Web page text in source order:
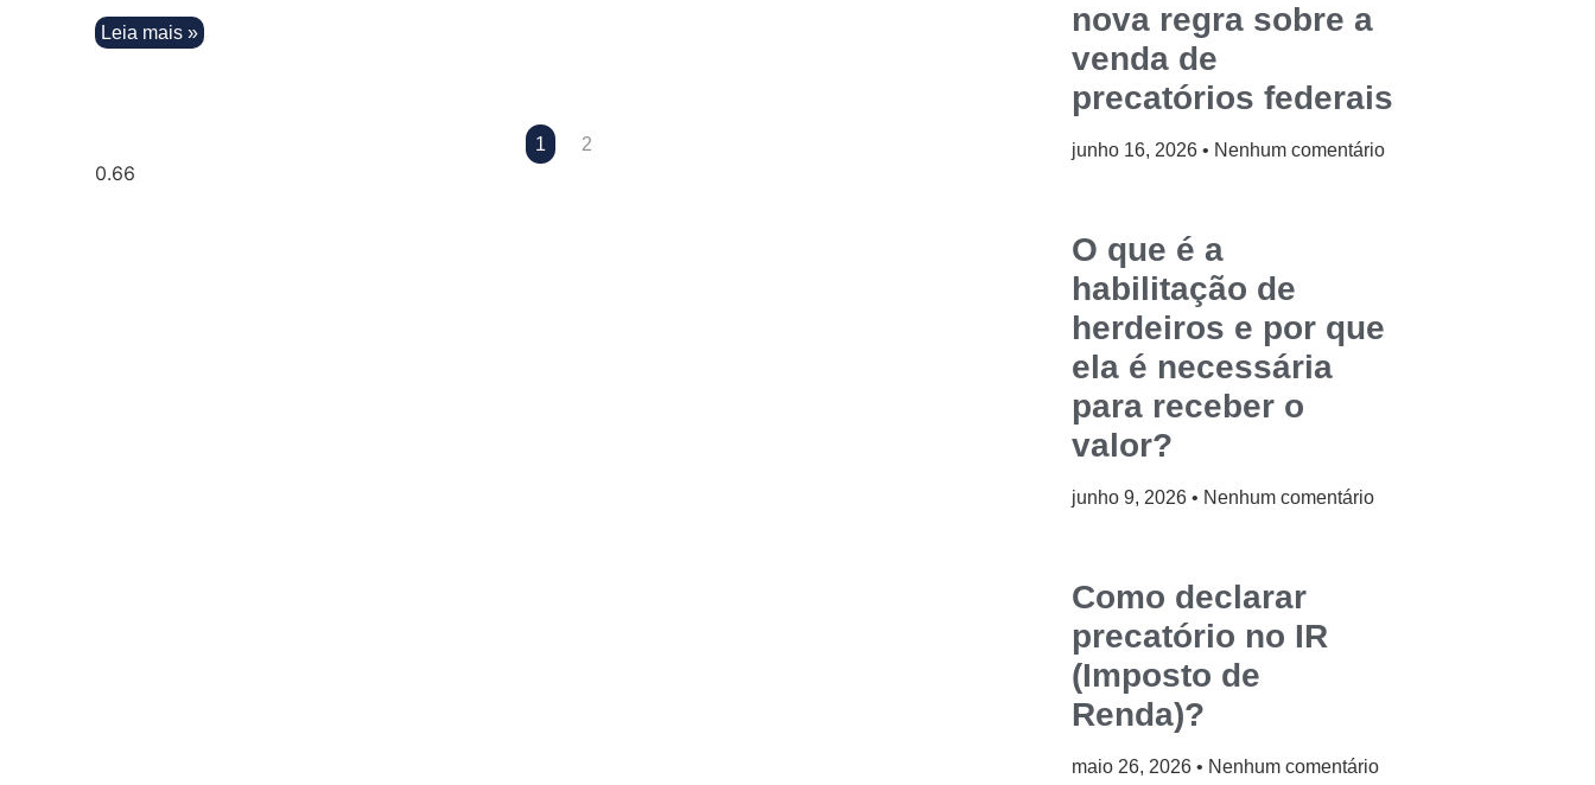
Leia mais »
1 2
nova regra sobre a
venda de
precatórios federais
junho 16, 2026 Nenhum comentário
O que é a
habilitação de
herdeiros e por que
ela é necessária
para receber o
valor?
junho 9, 2026 Nenhum comentário
Como declarar
precatório no IR
(Imposto de
Renda)?
maio 26, 2026 Nenhum comentário